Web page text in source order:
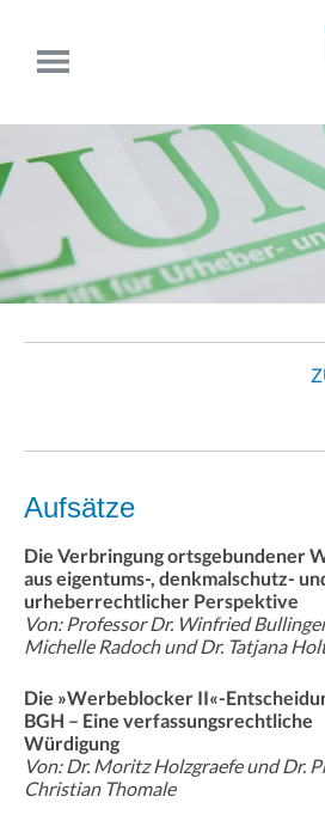
Aufsätze
Die Verbringung ortsgebundener
aus eigentums-, denkmalschutz-
urheberrechtlicher Perspektive
Von: Professor Dr. Winfried
Michelle Radoch und Dr. Tatjana
Die »Werbeblocker II«-
BGH – Eine verfassungsrechtliche
Würdigung
Von: Dr. Moritz Holzgraefe und Dr.
Christian Thomale